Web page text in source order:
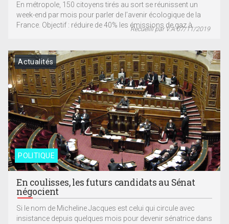
En métropole, 150 citoyens tirés au sort se réunissent un
week-end par mois pour parler de l’avenir écologique de la
France. Objectif : réduire de 40% les émissions de gaz à...
Recueilli par V.A 07/11/2019
POLITIQUE
Actualités
En coulisses, les futurs candidats au Sénat
négocient
Si le nom de Micheline Jacques est celui qui circule avec
insistance depuis quelques mois pour devenir sénatrice dans